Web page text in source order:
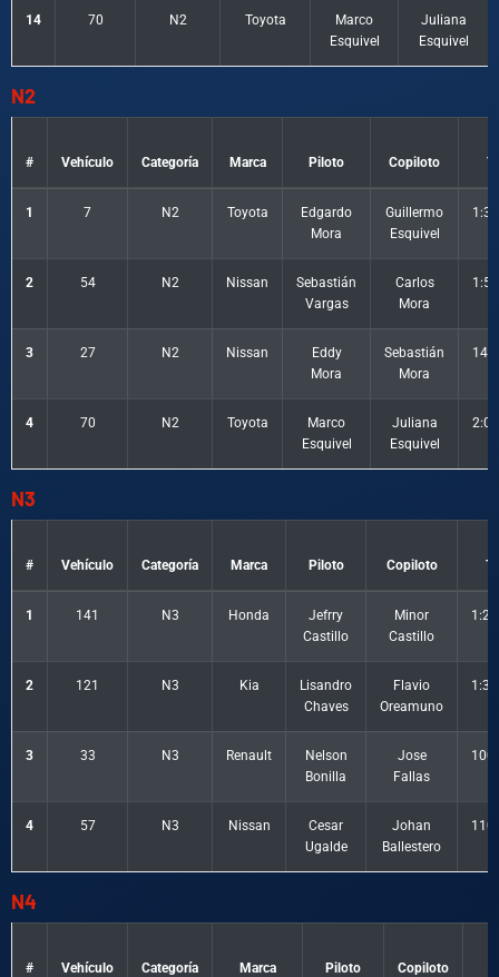
14 70 N2 Toyota
Marco
Esquivel
Juliana
Esquivel
N2
# Vehículo Categoría Marca Piloto Copiloto
1 7 N2 Toyota
Edgardo
Mora
Guillermo
Esquivel
2 54 N2 Nissan
Sebastián
Vargas
Carlos
Mora
3 27 N2 Nissan
Eddy
Mora
Sebastián
Mora
4 70 N2 Toyota
Marco
Esquivel
Juliana
Esquivel
N3
# Vehículo Categoría Marca Piloto Copiloto
1 141 N3 Honda
Jefrry
Castillo
Minor
Castillo
2 121 N3 Kia
Lisandro
Chaves
Flavio
Oreamuno
3 33 N3 Renault
Nelson
Bonilla
Jose
Fallas
4 57 N3 Nissan
Cesar
Ugalde
Johan
Ballestero
N4
# Vehículo Categoría Marca Piloto Copiloto